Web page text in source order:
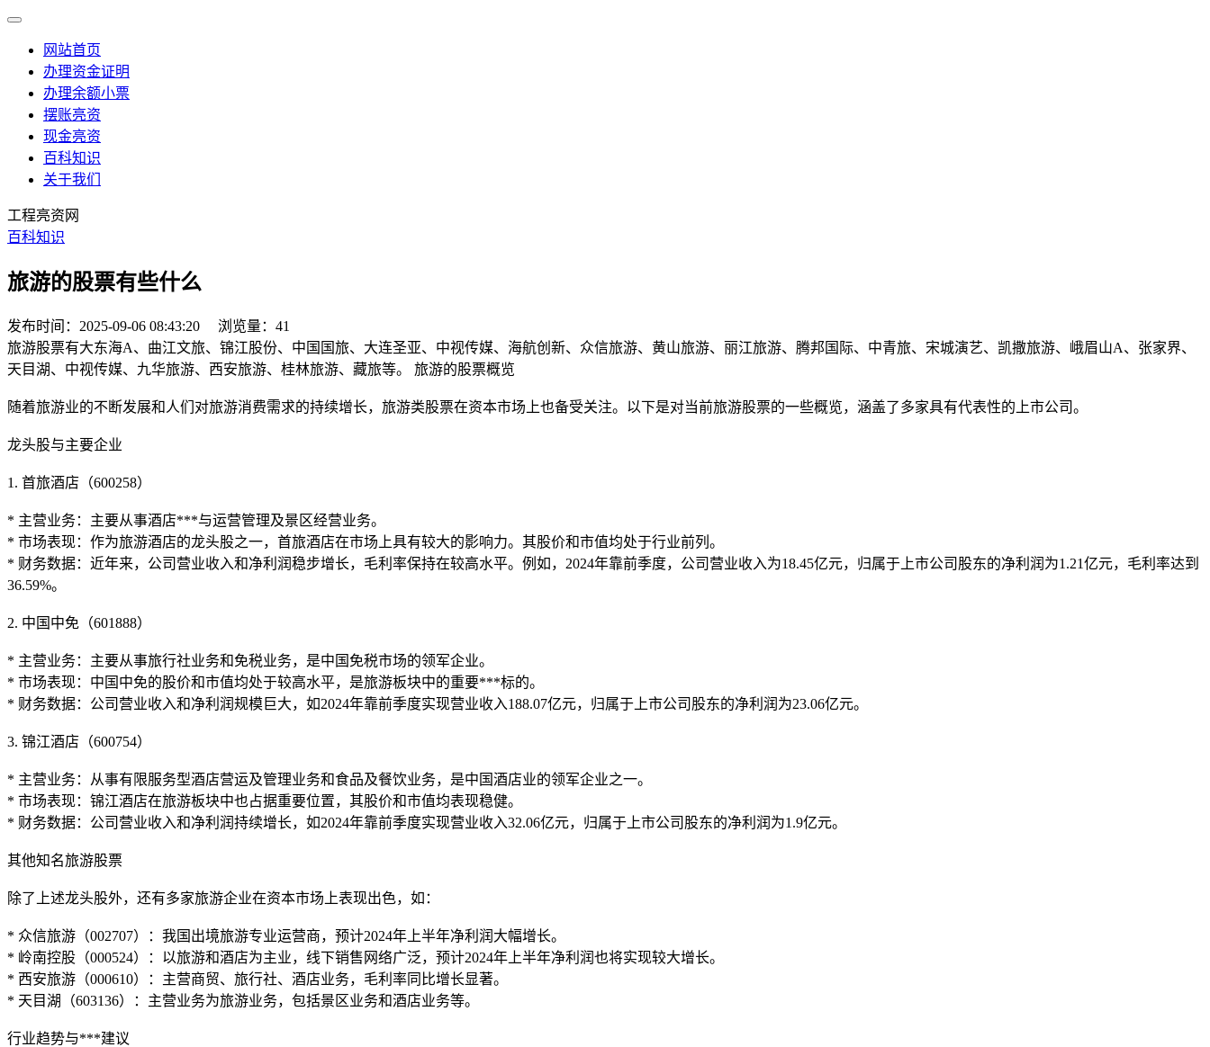
网站首页
办理资金证明
办理余额小票
摆账亮资
现金亮资
百科知识
关于我们
工程亮资网
百科知识
旅游的股票有些什么
发布时间：2025-09-06 08:43:20
浏览量：41
旅游股票有大东海A、曲江文旅、锦江股份、中国国旅、大连圣亚、中视传媒、海航创新、众信旅游、黄山旅游、丽江旅游、腾邦国际、中青旅、宋城演艺、凯撒旅游、峨眉山A、张家界、
天目湖、中视传媒、九华旅游、西安旅游、桂林旅游、藏旅等。 旅游的股票概览
随着旅游业的不断发展和人们对旅游消费需求的持续增长，旅游类股票在资本市场上也备受关注。以下是对当前旅游股票的一些概览，涵盖了多家具有代表性的上市公司。
龙头股与主要企业
1. 首旅酒店（600258）
* 主营业务：主要从事酒店***与运营管理及景区经营业务。
* 市场表现：作为旅游酒店的龙头股之一，首旅酒店在市场上具有较大的影响力。其股价和市值均处于行业前列。
* 财务数据：近年来，公司营业收入和净利润稳步增长，毛利率保持在较高水平。例如，2024年靠前季度，公司营业收入为18.45亿元，归属于上市公司股东的净利润为1.21亿元，毛利率达到
36.59%。
2. 中国中免（601888）
* 主营业务：主要从事旅行社业务和免税业务，是中国免税市场的领军企业。
* 市场表现：中国中免的股价和市值均处于较高水平，是旅游板块中的重要***标的。
* 财务数据：公司营业收入和净利润规模巨大，如2024年靠前季度实现营业收入188.07亿元，归属于上市公司股东的净利润为23.06亿元。
3. 锦江酒店（600754）
* 主营业务：从事有限服务型酒店营运及管理业务和食品及餐饮业务，是中国酒店业的领军企业之一。
* 市场表现：锦江酒店在旅游板块中也占据重要位置，其股价和市值均表现稳健。
* 财务数据：公司营业收入和净利润持续增长，如2024年靠前季度实现营业收入32.06亿元，归属于上市公司股东的净利润为1.9亿元。
其他知名旅游股票
除了上述龙头股外，还有多家旅游企业在资本市场上表现出色，如：
* 众信旅游（002707）：我国出境旅游专业运营商，预计2024年上半年净利润大幅增长。
* 岭南控股（000524）：以旅游和酒店为主业，线下销售网络广泛，预计2024年上半年净利润也将实现较大增长。
* 西安旅游（000610）：主营商贸、旅行社、酒店业务，毛利率同比增长显著。
* 天目湖（603136）：主营业务为旅游业务，包括景区业务和酒店业务等。
行业趋势与***建议